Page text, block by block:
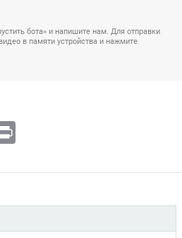
бота» и напишите нам. Для отправки
в памяти устройства и нажмите